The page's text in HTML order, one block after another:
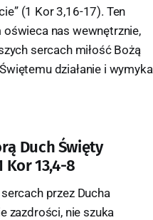
(1 Kor 3,16-17). Ten
nas wewnętrznie,
sercach miłość Bożą
działanie i wymyka
Duch Święty
Kor 13,4-8
przez Ducha
zazdrości, nie szuka